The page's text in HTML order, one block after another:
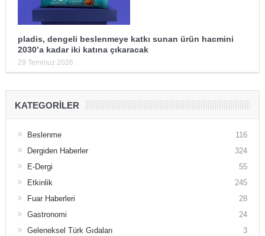
pladis, dengeli beslenmeye katkı sunan ürün hacmini
2030’a kadar iki katına çıkaracak
29 Temmuz 2026
KATEGORILER
Beslenme
116
Dergiden Haberler
324
E-Dergi
55
Etkinlik
245
Fuar Haberleri
28
Gastronomi
24
Geleneksel Türk Gıdaları
3